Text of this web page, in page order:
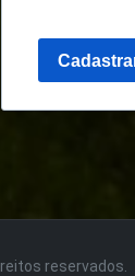
reservados.